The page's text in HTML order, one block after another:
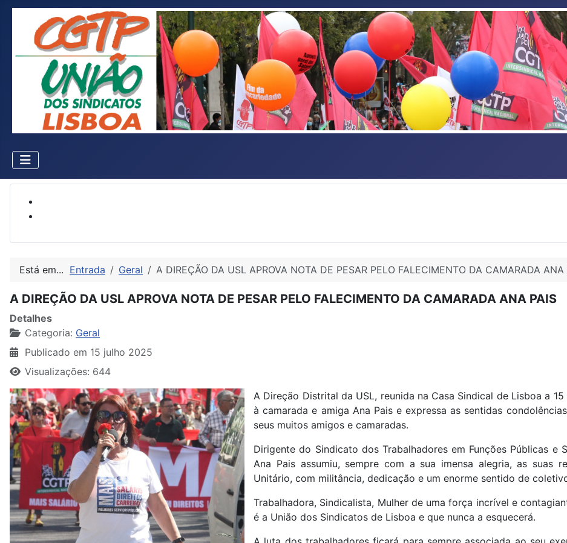
Está em... Entrada Geral A DIREÇÃO DA USL APROVA NOTA DE PESAR PELO FALECIMENTO DA CAMARADA ANA
A DIREÇÃO DA USL APROVA NOTA DE PESAR PELO FALECIMENTO DA CAMARADA ANA PAIS
Detalhes
Categoria: Geral
Publicado em 15 julho 2025
Visualizações: 644
A Direção Distrital da USL, reunida na Casa Sindical de Lisboa a
à camarada e amiga Ana Pais e expressa as sentidas
seus muitos amigos e camaradas.
Dirigente do Sindicato dos Trabalhadores em Funções Públicas e
Ana Pais assumiu, sempre com a sua imensa alegria, as suas
Unitário, com militância, dedicação e um enorme sentido de
Trabalhadora, Sindicalista, Mulher de uma força incrível e
é a União dos Sindicatos de Lisboa e que nunca a esquecerá.